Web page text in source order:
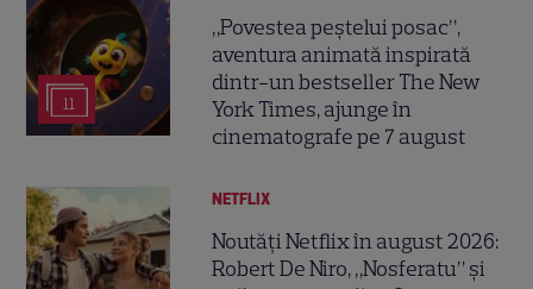
11
„Povestea peștelui posac”,
aventura animată inspirată
dintr-un bestseller The New
York Times, ajunge în
cinematografe pe 7 august
NETFLIX
Noutăți Netflix în august 2026:
Robert De Niro, „Nosferatu” și